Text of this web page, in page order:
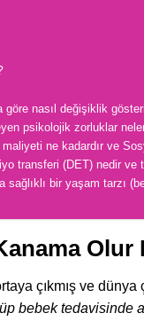
göre nasıl değişiklik
psikolojik zorluklar
ne kadardır ve
transferi (DET) nedir ve
bir yaşam tarzı
Olur
çıkmış ve
bebek tedavisinde